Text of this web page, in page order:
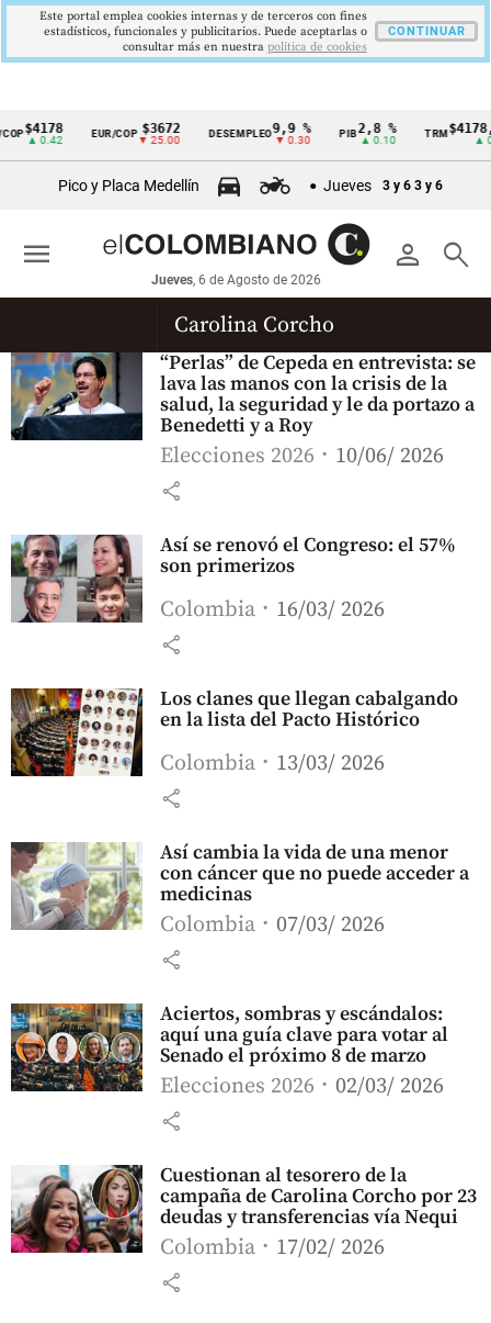
Cintillo
económicos
Colombia
$4178
▲ 0.42
EUR/COP $3672
▼ 25.00
DESEMPLEO9,9 %
▼ 0.30
PIB 2,8 %
▲ 0.10
TRM
▲
Pico y Placa Medellín Jueves 3 y 6 3 y 6
person search
Jueves, 6 de Agosto de 2026
menu
Carolina Corcho
“Perlas” de Cepeda en entrevista: se
lava las manos con la crisis de la
salud, la seguridad y le da portazo a
Benedetti y a Roy
Elecciones 2026 10/06/ 2026
share
Así se renovó el Congreso: el 57%
son primerizos
Colombia 16/03/ 2026
share
Los clanes que llegan cabalgando
en la lista del Pacto Histórico
Colombia 13/03/ 2026
share
Así cambia la vida de una menor
con cáncer que no puede acceder a
medicinas
Colombia 07/03/ 2026
share
Aciertos, sombras y escándalos:
aquí una guía clave para votar al
Senado el próximo 8 de marzo
Elecciones 2026 02/03/ 2026
share
Cuestionan al tesorero de la
campaña de Carolina Corcho por 23
deudas y transferencias vía Nequi
Colombia 17/02/ 2026
share
Este portal emplea cookies internas y de terceros con fines
estadísticos, funcionales y publicitarios. Puede aceptarlas o
consultar más en nuestra politica de cookies
CONTINUAR